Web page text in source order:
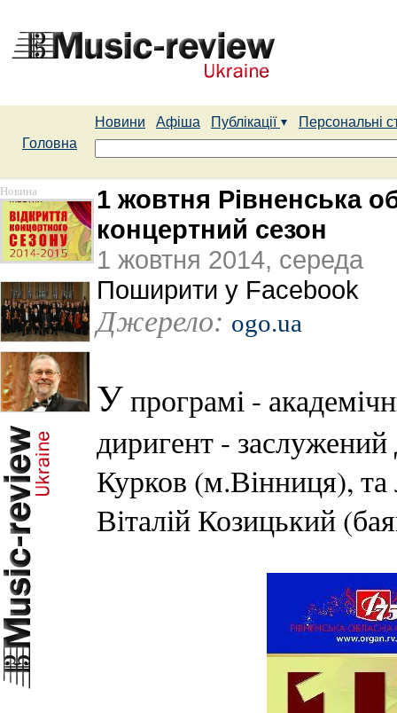
Новини Афіша Публікації
Персональні
Головна
Новина
1 жовтня Рівненська
концертний сезон
1 жовтня 2014, середа
Поширити у Facebook
Джерело: ogo.ua
Упрограмі -
диригент - заслужений
Курков (м.Вінниця), та
Віталій Козицький